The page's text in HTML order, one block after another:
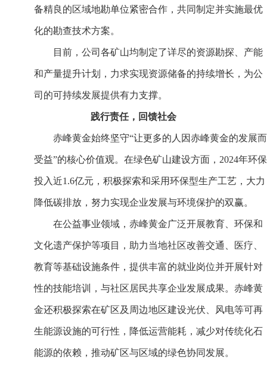
备精良的区域地勘单位紧密合作，共同制定并实施最优
化的勘查技术方案。
目前，公司各矿山均制定了详尽的资源勘探、产能
和产量提升计划，力求实现资源储备的持续增长，为公
司的可持续发展提供有力支撑。
践行责任，回馈社会
赤峰黄金始终坚守“让更多的人因赤峰黄金的发展而
受益”的核心价值观。在绿色矿山建设方面，2024年环保
投入近1.6亿元，积极探索和采用环保型生产工艺，大力
降低碳排放，努力实现企业发展与环境保护的双赢。
在公益事业领域，赤峰黄金广泛开展教育、环保和
文化遗产保护等项目，助力当地社区改善交通、医疗、
教育等基础设施条件，提供丰富的就业岗位并开展针对
性的技能培训，与社区居民共享企业发展成果。赤峰黄
金还积极探索在矿区及周边地区建设光伏、风电等可再
生能源设施的可行性，降低运营能耗，减少对传统化石
能源的依赖，推动矿区与区域的绿色协同发展。